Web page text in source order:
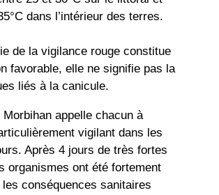
dans l’intérieur des terres.
de la vigilance rouge constitue
favorable, elle ne signifie pas la
liés à la canicule.
Morbihan appelle chacun à
vigilant dans les
Après 4 jours de très fortes
organismes ont été fortement
conséquences sanitaires